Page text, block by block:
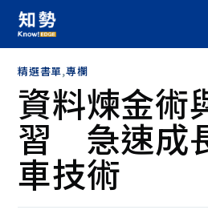
精選書單,專欄
資料煉金術
習 急速成
車技術